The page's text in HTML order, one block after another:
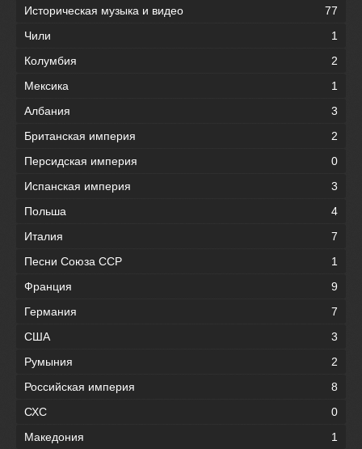
Историческая музыка и видео
77
Чили
1
Колумбия
2
Мексика
1
Албания
3
Британская империя
2
Персидская империя
0
Испанская империя
3
Польша
4
Италия
7
Песни Союза ССР
1
Франция
9
Германия
7
США
3
Румыния
2
Российская империя
8
СХС
0
Македония
1